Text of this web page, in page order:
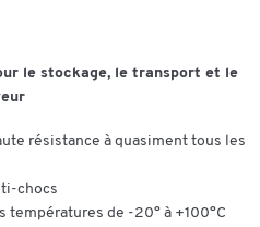
le stockage, le transport et le
résistance à quasiment tous les
chocs
températures de -20° à +100°C